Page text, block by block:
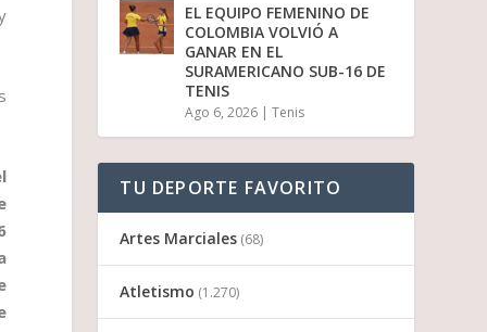
EL EQUIPO FEMENINO DE
COLOMBIA VOLVIÓ A
GANAR EN EL
SURAMERICANO SUB-16 DE
TENIS
Ago 6, 2026 |Tenis
TU DEPORTE FAVORITO
Artes Marciales (68)
Atletismo (1.270)